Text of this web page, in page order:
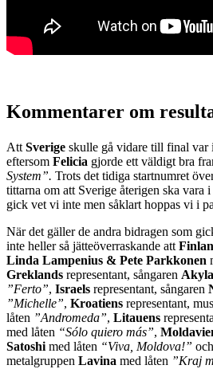
Kommentarer om
Att Sverige skulle gå vidare till final var
eftersom Felicia gjorde ett väldigt bra
System”. Trots det tidiga startnumret
tittarna om att Sverige återigen ska vara
gick vet vi inte men såklart hoppas vi i
När det gäller de andra bidragen som
inte heller så jätteöverraskande att
Linda Lampenius & Pete Parkkonen
Greklands representant, sångaren
”Ferto”, Israels representant, sångaren
”Michelle”, Kroatiens representant,
låten ”Andromeda”, Litauens
med låten “Sólo quiero más”,
Satoshi med låten “Viva, Moldova!” och
metalgruppen Lavina med låten ”Kraj